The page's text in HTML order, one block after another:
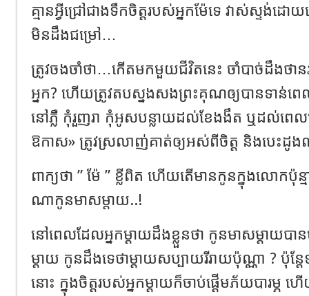
គ្មានអ្វីជ្រៅជាងទឹកចិត្តរបស់អ្នកម៉ែទេ វាស់ស្ទង់
មិនដឹងជម្រៅ…
ត្រូវចងចាំថា…កើតមកមួយជីវិតនេះ ចាំបាច់ដឹងថា
អ្នក? ហើយត្រូវតបស្នងសងព្រះគុណឲ្យបានទាន់ព
នៅភ្លឺ កុំរួញរា កុំអូសបន្លាយដល់ខែងងឹត ឬដល់ពេលត្រូ
ឱកាស» ត្រូវស្រលាញ់គាត់ឲ្យអស់ពីចិត្ត និងបេះដូ
ពាក្យថា ” ម៉ែ ” ខ្លីពិត ហើយតើមានកូនក្នុងលោកប៉ុ
ណាកូនមាសម្តាយ..!
នៅពេលដែលអ្នកម្តាយដឹងខ្លួនថា កូនមាសម្តាយបា
ម្តាយ កូនដឹងទេថាម្តាយសប្បាយរីរាយប៉ុណ្ណា ? ប៉ុន្ត
នោះ ក្នុងចិត្តរបស់អ្នកម្តាយក៏ចាប់ផ្តើមភ័យបារម្ភ ហ